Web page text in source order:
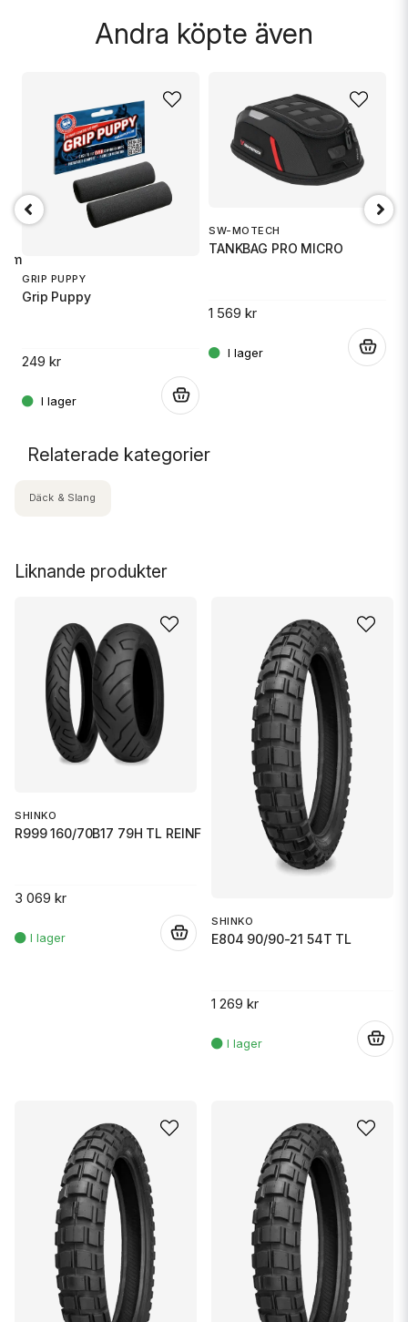
Andra köpte även
sikt. Total flexibilitet.
GRIP PUPPY
Grip Puppy
249 kr
SW-MOTECH
TANKBAG PRO MICRO
1 569 kr
Liknande produkter
SHINKO
R999 160/70B17 79H TL REINF
3 069 kr
SHINKO
E804 90/90-21 54T TL
1 269 kr
Relaterade kategorier
Däck & Slang